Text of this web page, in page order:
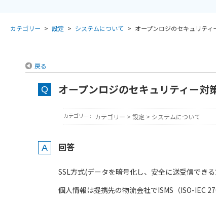
カテゴリー > 設定 > システムについて > オープンロジのセキュリティ
戻る
オープンロジのセキュリティー対
カテゴリー : カテゴリー > 設定 > システムについて
回答
SSL方式(データを暗号化し、安全に送受信できる
個人情報は提携先の物流会社でISMS（ISO-IEC